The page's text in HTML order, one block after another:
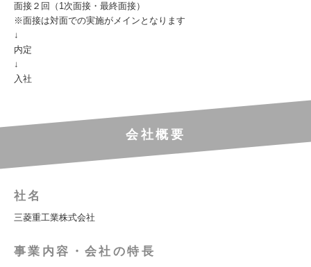
面接２回（1次面接・最終面接）
※面接は対面での実施がメインとなります
↓
内定
↓
入社
会社概要
社名
三菱重工業株式会社
事業内容・会社の特長